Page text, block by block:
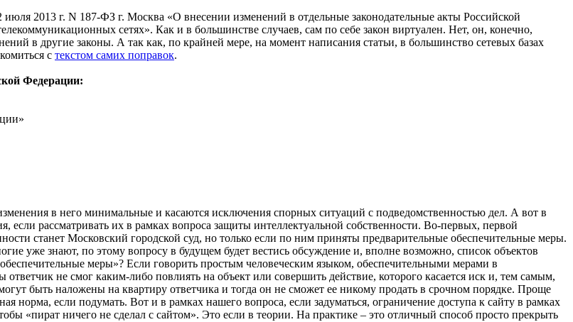
2013 г. N 187-ФЗ г. Москва «О внесении изменений в отдельные законодательные акты Российской
сетях». Как и в большинстве случаев, сам по себе закон виртуален. Нет, он, конечно,
в другие законы. А так как, по крайней мере, на момент написания статьи, в большинство сетевых базах
с текстом самих поправок.
Федерации:
в него минимальные и касаются исключения спорных ситуаций с подведомственностью дел. А вот в
если рассматривать их в рамках вопроса защиты интеллектуальной собственности. Во-первых, первой
станет Московский городской суд, но только если по ним приняты предварительные обеспечительные меры.
уже знают, по этому вопросу в будущем будет вестись обсуждение и, вполне возможно, список объектов
меры»? Если говорить простым человеческим языком, обеспечительными мерами в
не смог каким-либо повлиять на объект или совершить действие, которого касается иск и, тем самым,
быть наложены на квартиру ответчика и тогда он не сможет ее никому продать в срочном порядке. Проще
норма, если подумать. Вот и в рамках нашего вопроса, если задуматься, ограничение доступа к сайту в рамках
«пират ничего не сделал с сайтом». Это если в теории. На практике – это отличный способ просто прекрыть